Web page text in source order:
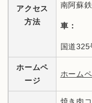
アクセス
方法
南阿蘇
車：
国道325
ホームペ
ージ
ホーム